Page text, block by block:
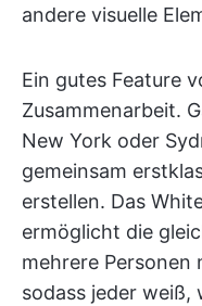
andere visuelle
Ein gutes Feature
Zusammenarbeit.
New York oder
gemeinsam
erstellen. Das
ermöglicht die
mehrere Personen
sodass jeder weiß,